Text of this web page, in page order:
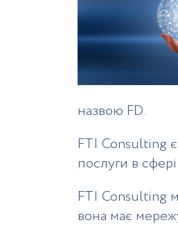
назвою FD.
FTI Consulting
послуги в
FTI Consulting
вона має